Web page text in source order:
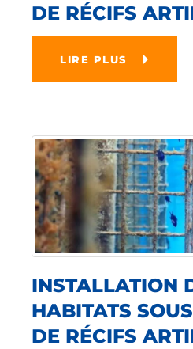
DE RÉCIFS
LIRE PLUS
INSTALLATION
HABITATS
DE RÉCIFS